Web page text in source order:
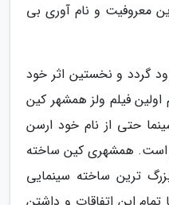
معروفیت و نام آوری بی
گردد و نخستین اثر خود
نام اولین فیلم ولز همشهر کین
حتی از نام خود ارسن
است. همشهری کین ساخته
بزرگ ترین ساخته سینمایی